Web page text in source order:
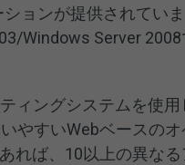
ョンが提供されていま
Windows Server 2008
ィングシステムを使用
やすいWebベースのオ
れば、10以上の異なる